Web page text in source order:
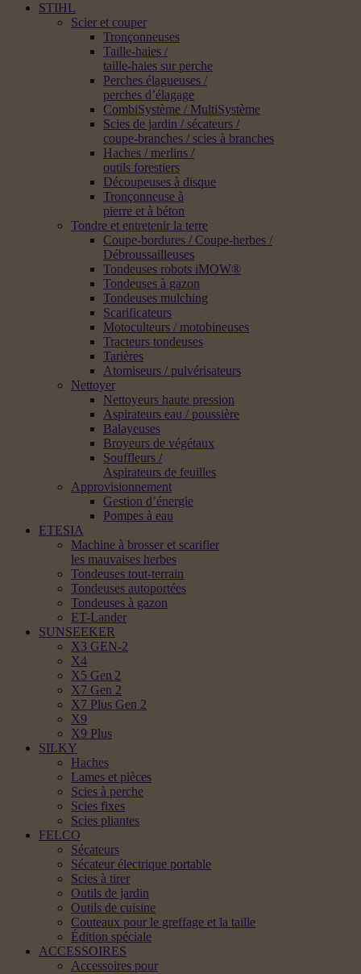
STIHL
Scier et couper
Tronçonneuses
Taille-haies /
taille-haies sur perche
Perches élagueuses /
perches d’élagage
CombiSystème / MultiSystème
Scies de jardin / sécateurs /
coupe-branches / scies à branches
Haches / merlins /
outils forestiers
Découpeuses à disque
Tronçonneuse à
pierre et à béton
Tondre et entretenir la terre
Coupe-bordures / Coupe-herbes /
Débroussailleuses
Tondeuses robots iMOW®
Tondeuses à gazon
Tondeuses mulching
Scarificateurs
Motoculteurs / motobineuses
Tracteurs tondeuses
Tarières
Atomiseurs / pulvérisateurs
Nettoyer
Nettoyeurs haute pression
Aspirateurs eau / poussière
Balayeuses
Broyeurs de végétaux
Souffleurs /
Aspirateurs de feuilles
Approvisionnement
Gestion d’énergie
Pompes à eau
ETESIA
Machine à brosser et scarifier
les mauvaises herbes
Tondeuses tout-terrain
Tondeuses autoportées
Tondeuses à gazon
ET-Lander
SUNSEEKER
X3 GEN-2
X4
X5 Gen 2
X7 Gen 2
X7 Plus Gen 2
X9
X9 Plus
SILKY
Haches
Lames et pièces
Scies à perche
Scies fixes
Scies pliantes
FELCO
Sécateurs
Sécateur électrique portable
Scies à tirer
Outils de jardin
Outils de cuisine
Couteaux pour le greffage et la taille
Édition spéciale
ACCESSOIRES
Accessoires pour